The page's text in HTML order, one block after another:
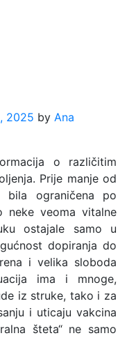
2025 by Ana
o različitim
Prije manje od
bila ograničena po
neke veoma vitalne
ostajale samo u
dopiranja do
i velika sloboda
ima i mnoge,
iz struke, tako i za
i uticaju vakcina
šteta“ ne samo